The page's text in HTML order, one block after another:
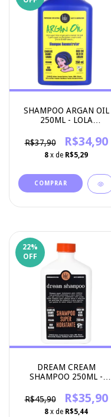
SHAMPOO ARGAN OIL
250ML - LOLA
R$37,90
R$34,90
8 x de R$5,29
22%
OFF
DREAM CREAM
SHAMPOO 250ML -
R$45,90
R$35,90
8 x de R$5,44